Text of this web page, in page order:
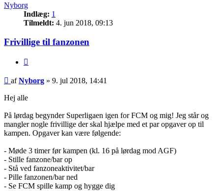
Nyborg
Indlæg: 1
Tilmeldt: 4. jun 2018, 09:13
Frivillige til fanzonen
Indlæg
afNyborg » 9. jul 2018, 14:41
Hej alle
På lørdag begynder Superligaen igen for FCM og mig! Jeg står og
mangler nogle frivillige der skal hjælpe med et par opgaver op til
kampen. Opgaver kan være følgende:
- Møde 3 timer før kampen (kl. 16 på lørdag mod AGF)
- Stille fanzone/bar op
- Stå ved fanzoneaktivitet/bar
- Pille fanzonen/bar ned
- Se FCM spille kamp og hygge dig